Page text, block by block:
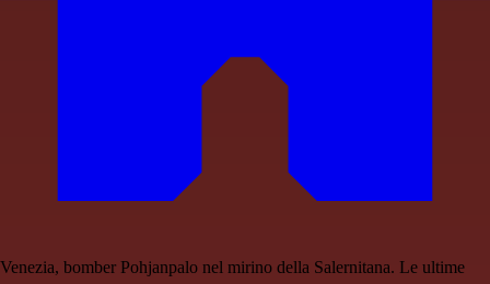
Venezia, bomber Pohjanpalo nel mirino della Salernitana. Le ultime